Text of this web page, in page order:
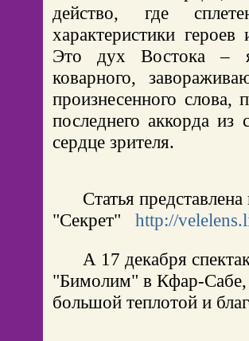
действо, где
характеристики
Это дух Востока –
коварного,
произнесенного слова,
последнего аккорда из
сердце зрителя.
Статья
"Секрет" http://
А 17 декабря
"Бимолим" в Кфар-
большой теплотой и